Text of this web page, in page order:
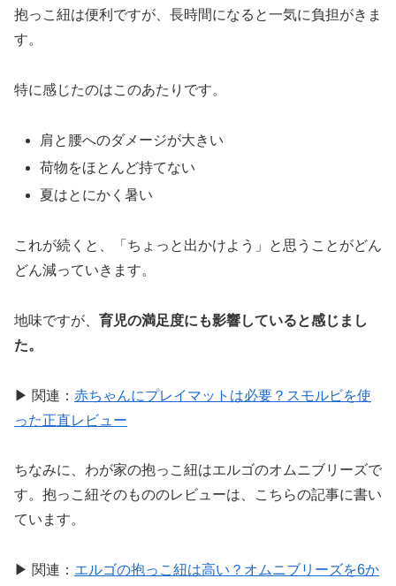
抱っこ紐は便利ですが、長時間になると一気に負担がきま
す。
特に感じたのはこのあたりです。
肩と腰へのダメージが大きい
荷物をほとんど持てない
夏はとにかく暑い
これが続くと、「ちょっと出かけよう」と思うことがどん
どん減っていきます。
地味ですが、 育児の満足度にも影響していると感じまし
た。
▶ 関連： 赤ちゃんにプレイマットは必要？スモルビを使
った正直レビュー
ちなみに、わが家の抱っこ紐はエルゴのオムニブリーズで
す。抱っこ紐そのもののレビューは、こちらの記事に書い
ています。
▶ 関連： エルゴの抱っこ紐は高い？オムニブリーズを6か